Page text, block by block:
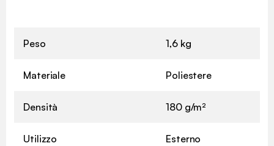
Peso 1,6 kg
Materiale Poliestere
Densità 180 g/m²
Utilizzo Esterno